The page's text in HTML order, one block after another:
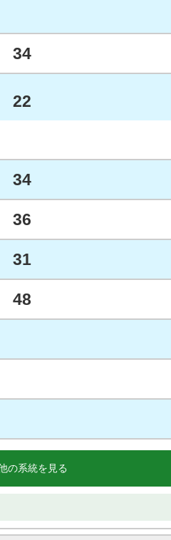
34
22
34
36
31
48
の系統を見る